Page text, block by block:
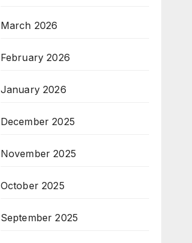
March 2026
February 2026
January 2026
December 2025
November 2025
October 2025
September 2025